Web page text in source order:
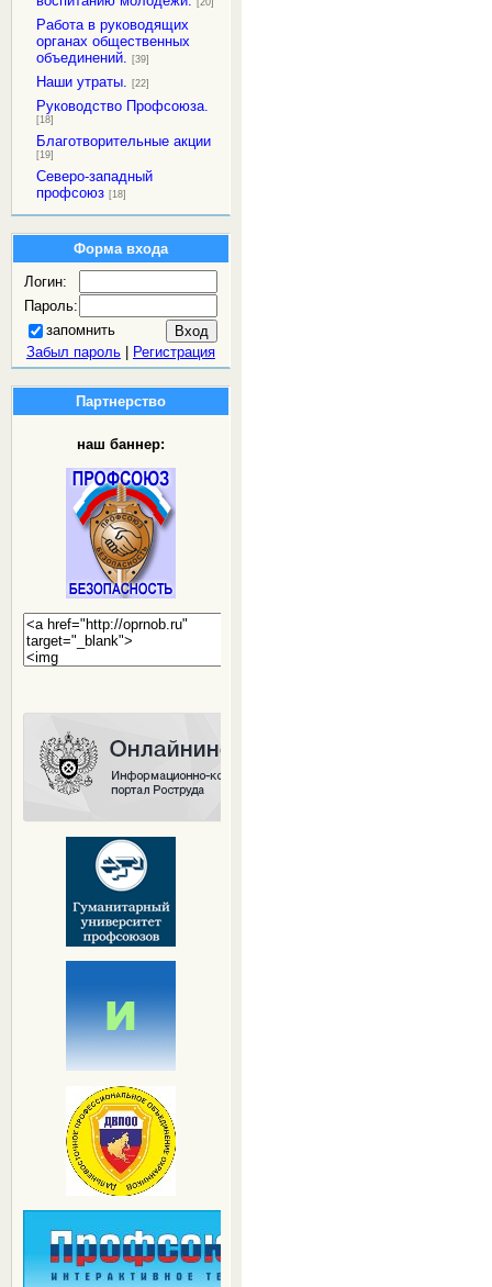
[20]
Работа в руководящих
органах общественных
объединений. [39]
Наши утраты. [22]
Руководство Профсоюза.
[18]
Благотворительные акции
[19]
Северо-западный
профсоюз [18]
Форма входа
Логин:
Пароль:
запомнить
Забыл пароль| Регистрация
Партнерство
наш баннер: